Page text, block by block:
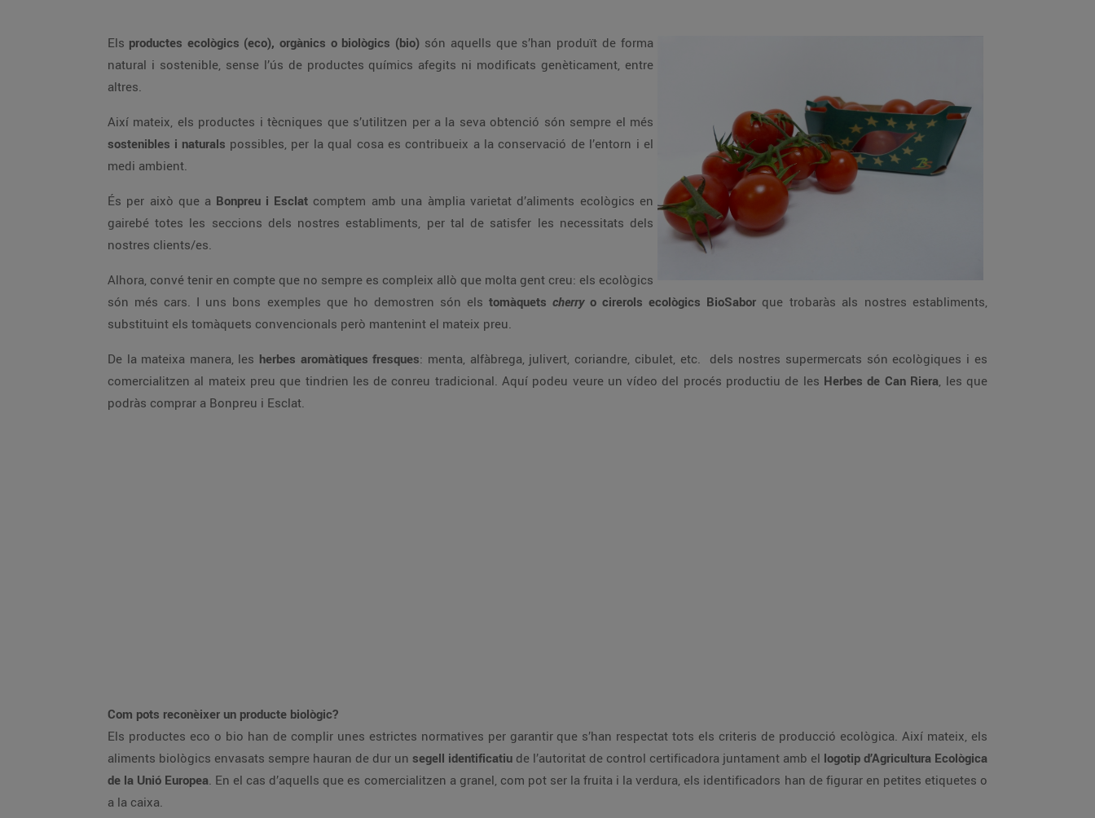
Els productes ecològics (eco), orgànics o biològics (bio) són aquells que s’han produït de forma
natural i sostenible, sense l’ús de productes químics afegits ni modificats genèticament, entre
altres.
Així mateix, els productes i tècniques que s’utilitzen per a la seva obtenció són sempre el més
sostenibles i naturals possibles, per la qual cosa es contribueix a la conservació de l’entorn i el
medi ambient.
És per això que a Bonpreu i Esclat comptem amb una àmplia varietat d’aliments ecològics en
gairebé totes les seccions dels nostres establiments, per tal de satisfer les necessitats dels
nostres clients/es.
Alhora, convé tenir en compte que no sempre es compleix allò que molta gent creu: els ecològics
són més cars. I uns bons exemples que ho demostren són els tomàquets cherry o cirerols ecològics BioSabor que trobaràs als nostres establiments,
substituint els tomàquets convencionals però mantenint el mateix preu.
De la mateixa manera, les herbes aromàtiques fresques: menta, alfàbrega, julivert, coriandre, cibulet, etc. dels nostres supermercats són ecològiques i es
comercialitzen al mateix preu que tindrien les de conreu tradicional. Aquí podeu veure un vídeo del procés productiu de les Herbes de Can Riera, les que
podràs comprar a Bonpreu i Esclat.
Com pots reconèixer un producte biològic?
Els productes eco o bio han de complir unes estrictes normatives per garantir que s’han respectat tots els criteris de producció ecològica. Així mateix, els
aliments biològics envasats sempre hauran de dur un segell identificatiu de l’autoritat de control certificadora juntament amb el logotip d’Agricultura Ecològica
de la Unió Europea. En el cas d’aquells que es comercialitzen a granel, com pot ser la fruita i la verdura, els identificadors han de figurar en petites etiquetes o
a la caixa.